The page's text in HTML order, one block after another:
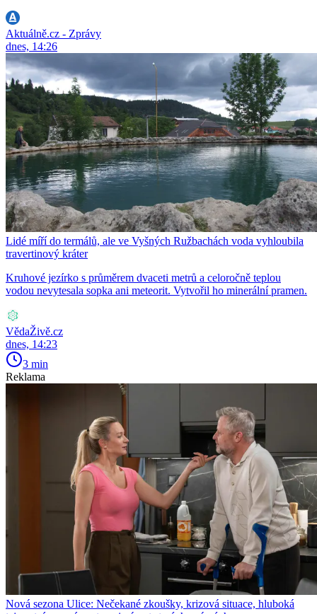
Aktuálně.cz - Zprávy
dnes, 14:26
Lidé míří do termálů, ale ve Vyšných Ružbachách voda vyhloubila
travertinový kráter
Kruhové jezírko s průměrem dvaceti metrů a celoročně teplou
vodou nevytesala sopka ani meteorit. Vytvořil ho minerální pramen.
VědaŽivě.cz
dnes, 14:23
3 min
Reklama
Nová sezona Ulice: Nečekané zkoušky, krizová situace, hluboká